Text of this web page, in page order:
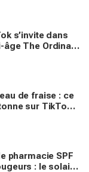
s’invite dans
âge The Ordinary
de fraise : ce
sur TikTok
pharmacie SPF
: le solaire